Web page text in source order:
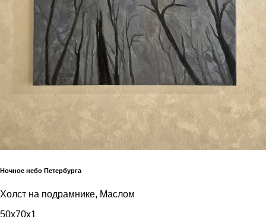
Ночное небо Петербурга
Холст на подрамнике, Маслом
50x70x1